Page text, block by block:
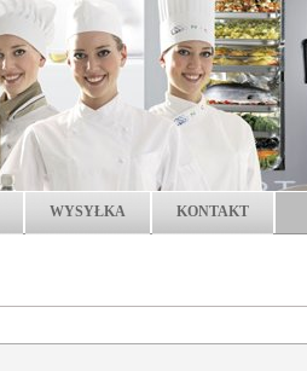
WYSYŁKA KONTAKT